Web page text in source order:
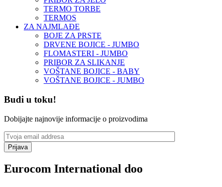
TERMO TORBE
TERMOS
ZA NAJMLAĐE
BOJE ZA PRSTE
DRVENE BOJICE - JUMBO
FLOMASTERI - JUMBO
PRIBOR ZA SLIKANJE
VOŠTANE BOJICE - BABY
VOŠTANE BOJICE - JUMBO
Budi u toku!
Dobijajte najnovije informacije o proizvodima
Prijava
Eurocom International doo